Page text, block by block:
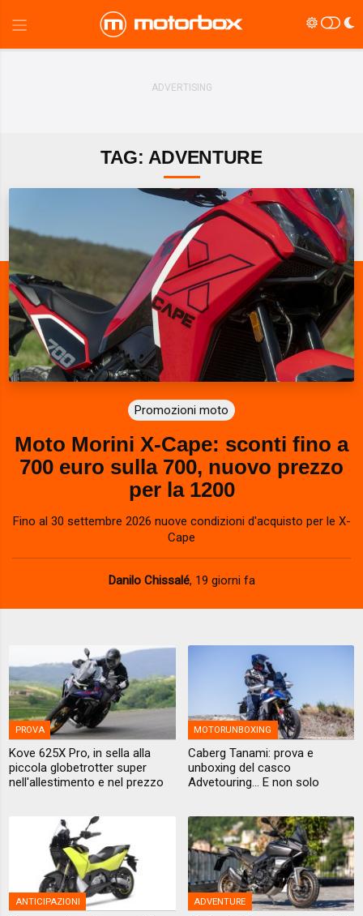
TAG: ADVENTURE
Promozioni moto
Moto Morini X-Cape: sconti fino a
700 euro sulla 700, nuovo prezzo
per la 1200
Fino al 30 settembre 2026 nuove condizioni d'acquisto per le X-
Cape
Danilo Chissalé, 19 giorni fa
PROVA
Kove 625X Pro, in sella alla
piccola globetrotter super
nell'allestimento e nel prezzo
MOTORUNBOXING
Caberg Tanami: prova e
unboxing del casco
Advetouring... E non solo
ANTICIPAZIONI ADVENTURE